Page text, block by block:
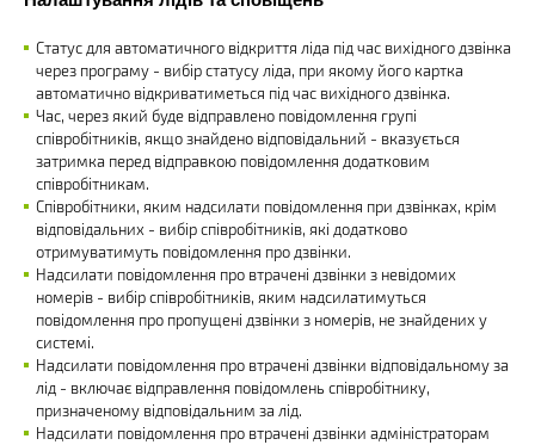
Статус для автоматичного відкриття ліда під час вихідного дзвінка
через програму - вибір статусу ліда, при якому його картка
автоматично відкриватиметься під час вихідного дзвінка.
Час, через який буде відправлено повідомлення групі
співробітників, якщо знайдено відповідальний - вказується
затримка перед відправкою повідомлення додатковим
співробітникам.
Співробітники, яким надсилати повідомлення при дзвінках, крім
відповідальних - вибір співробітників, які додатково
отримуватимуть повідомлення про дзвінки.
Надсилати повідомлення про втрачені дзвінки з невідомих
номерів - вибір співробітників, яким надсилатимуться
повідомлення про пропущені дзвінки з номерів, не знайдених у
системі.
Надсилати повідомлення про втрачені дзвінки відповідальному за
лід - включає відправлення повідомлень співробітнику,
призначеному відповідальним за лід.
Надсилати повідомлення про втрачені дзвінки адміністраторам